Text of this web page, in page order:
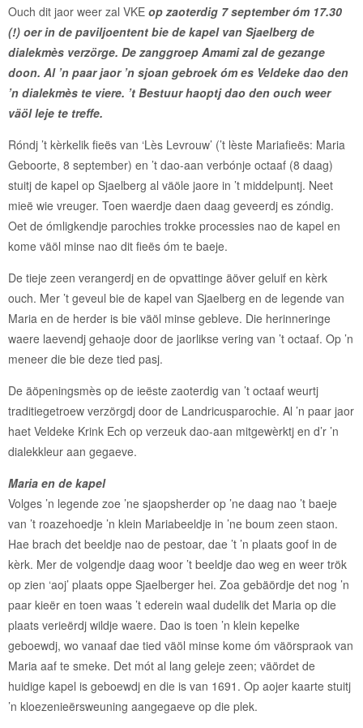
Ouch dit jaor weer zal VKE op zaoterdig 7 september óm 17.30
(!) oer in de paviljoentent bie de kapel van Sjaelberg de
dialekmès verzörge. De zanggroep Amami zal de gezange
doon. Al ’n paar jaor ’n sjoan gebroek óm es Veldeke dao den
’n dialekmès te viere. ’t Bestuur haoptj dao den ouch weer
väöl leje te treffe.
Róndj ’t kèrkelik fieës van ‘Lès Levrouw’ (’t lèste Mariafieës: Maria
Geboorte, 8 september) en ’t dao-aan verbónje octaaf (8 daag)
stuitj de kapel op Sjaelberg al väöle jaore in ’t middelpuntj. Neet
mieë wie vreuger. Toen waerdje daen daag geveerdj es zóndig.
Oet de ómligkendje parochies trokke processies nao de kapel en
kome väöl minse nao dit fieës óm te baeje.
De tieje zeen verangerdj en de opvattinge äöver geluif en kèrk
ouch. Mer ’t geveul bie de kapel van Sjaelberg en de legende van
Maria en de herder is bie väöl minse gebleve. Die herinneringe
waere laevendj gehaoje door de jaorlikse vering van ’t octaaf. Op ’n
meneer die bie deze tied pasj.
De äöpeningsmès op de ieëste zaoterdig van ’t octaaf weurtj
traditiegetroew verzörgdj door de Landricusparochie. Al ’n paar jaor
haet Veldeke Krink Ech op verzeuk dao-aan mitgewèrktj en d’r ’n
dialekkleur aan gegaeve.
Maria en de kapel
Volges ’n legende zoe ’ne sjaopsherder op ’ne daag nao ’t baeje
van ’t roazehoedje ’n klein Mariabeeldje in ’ne boum zeen staon.
Hae brach det beeldje nao de pestoar, dae ’t ’n plaats goof in de
kèrk. Mer de volgendje daag woor ’t beeldje dao weg en weer trök
op zien ‘aoj’ plaats oppe Sjaelberger hei. Zoa gebäördje det nog ’n
paar kieër en toen waas ’t ederein waal dudelik det Maria op die
plaats verieërdj wildje waere. Dao is toen ’n klein kepelke
geboewdj, wo vanaaf dae tied väöl minse kome óm väörspraok van
Maria aaf te smeke. Det mót al lang geleje zeen; väördet de
huidige kapel is geboewdj en die is van 1691. Op aojer kaarte stuitj
’n kloezenieërsweuning aangegaeve op die plek.